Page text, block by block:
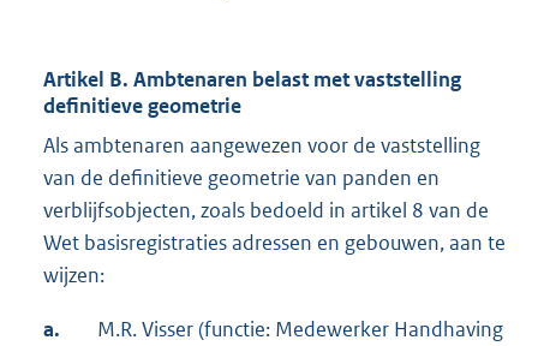
Artikel B. Ambtenaren belast met vaststelling
definitieve geometrie
Als ambtenaren aangewezen voor de vaststelling
van de definitieve geometrie van panden en
verblijfsobjecten, zoals bedoeld in artikel 8 van de
Wet basisregistraties adressen en gebouwen, aan te
wijzen:
a.
M.R. Visser (functie: Medewerker Handhaving